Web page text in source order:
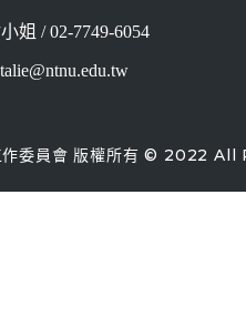
姐 / 02-7749-6054
作委員會 版權所有 © 2022